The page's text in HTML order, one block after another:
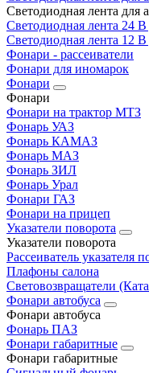
Светодиодная лента для
Светодиодная лента 24 В
Светодиодная лента 12 В
Фонари - рассеиватели
Фонари для иномарок
Фонари
Фонари
Фонари на трактор МТЗ
Фонарь УАЗ
Фонарь КАМАЗ
Фонарь МАЗ
Фонарь ЗИЛ
Фонарь Урал
Фонари ГАЗ
Фонари на прицеп
Указатели поворота
Указатели поворота
Рассеиватель указателя
Плафоны салона
Световозвращатели
Фонари автобуса
Фонари автобуса
Фонарь ПАЗ
Фонари габаритные
Фонари габаритные